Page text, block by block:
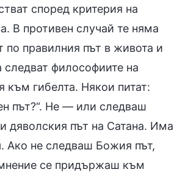
според критерия на
В противен случай те няма
по правилния път в живота и
следват философиите на
към гибелта. Някои питат:
път?“. Не — или следваш
дяволския път на Сатана. Има
Ако не следваш Божия път,
се придържаш към